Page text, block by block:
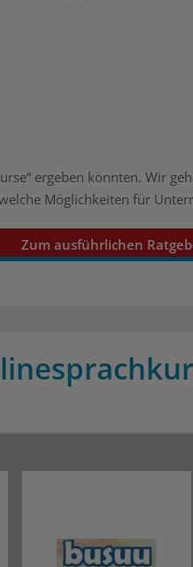
ergeben könnten. Wir
Möglichkeiten für
Zum ausführlichen